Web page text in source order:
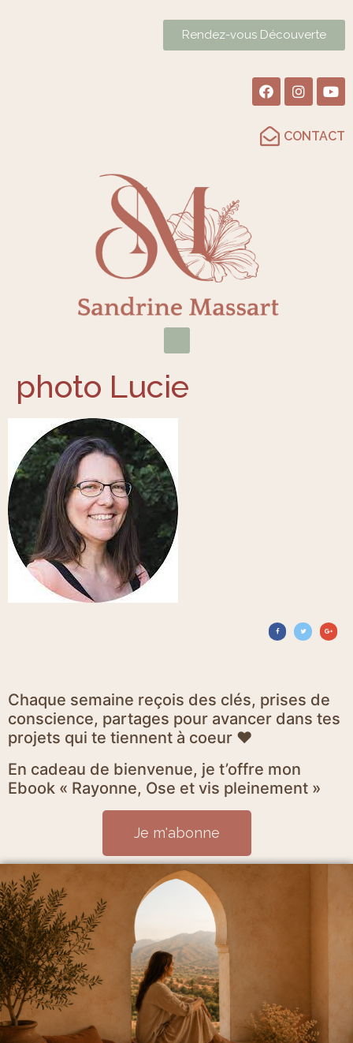
Rendez-vous Découverte
CONTACT
photo Lucie
Chaque semaine reçois des clés, prises de
conscience, partages pour avancer dans tes
projets qui te tiennent à coeur ♥
En cadeau de bienvenue, je t’offre mon
Ebook « Rayonne, Ose et vis pleinement »
Je m'abonne
Mentions Légales et politique de confidentialité